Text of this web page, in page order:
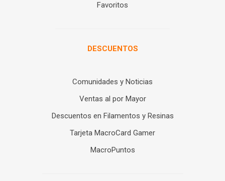
Favoritos
DESCUENTOS
Comunidades y Noticias
Ventas al por Mayor
Descuentos en Filamentos y Resinas
Tarjeta MacroCard Gamer
MacroPuntos